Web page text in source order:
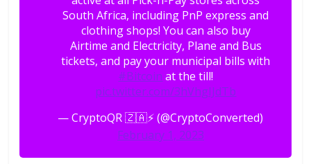
South Africa, including PnP express and
clothing shops! You can also buy
Airtime and Electricity, Plane and Bus
tickets, and pay your municipal bills with
#Bitcoin at the till!
pic.twitter.com/3hVhgIJdTb
— CryptoQR 🇿🇦⚡️ (@CryptoConverted)
February 1, 2023